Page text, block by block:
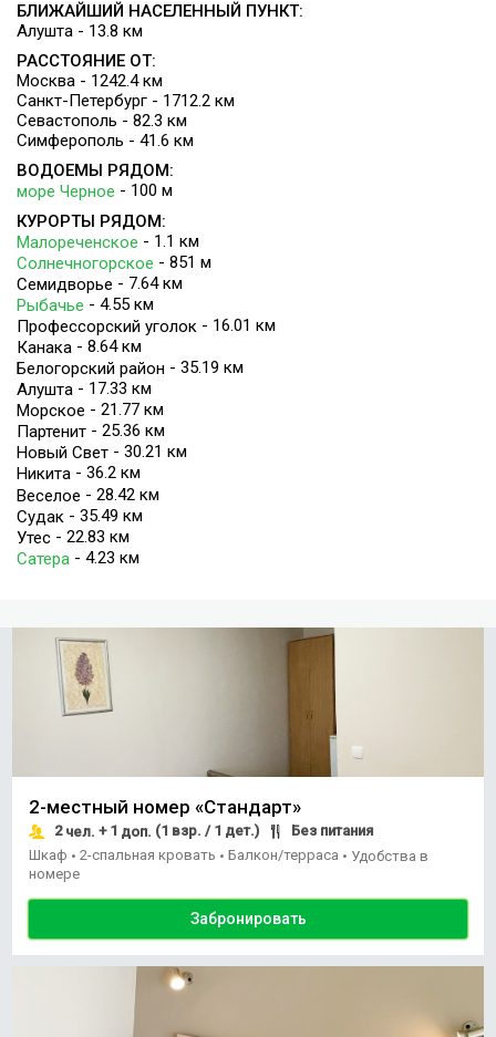
БЛИЖАЙШИЙ НАСЕЛЕННЫЙ ПУНКТ:
Алушта - 13.8 км
РАССТОЯНИЕ ОТ:
Москва - 1242.4 км
Санкт-Петербург - 1712.2 км
Севастополь - 82.3 км
Симферополь - 41.6 км
ВОДОЕМЫ РЯДОМ:
море Черное - 100 м
КУРОРТЫ РЯДОМ:
Малореченское - 1.1 км
Солнечногорское - 851 м
Семидворье - 7.64 км
Рыбачье - 4.55 км
Профессорский уголок - 16.01 км
Канака - 8.64 км
Белогорский район - 35.19 км
Алушта - 17.33 км
Морское - 21.77 км
Партенит - 25.36 км
Новый Свет - 30.21 км
Никита - 36.2 км
Веселое - 28.42 км
Судак - 35.49 км
Утес - 22.83 км
Сатера - 4.23 км
2-местный номер «Стандарт»
2чел. + 1 доп. (1 взр. / 1 дет.)
Без питания
Шкаф • 2-спальная кровать • Балкон/терраса • Удобства в
номере
Забронировать